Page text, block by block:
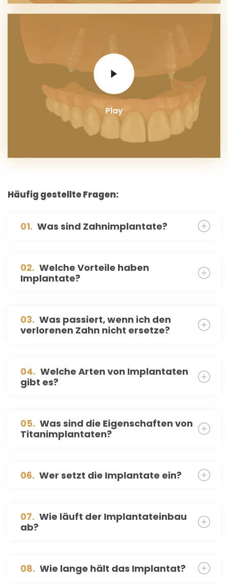
Play
Häufig gestellte Fragen:
01. Was sind Zahnimplantate?
02. Welche Vorteile haben
Implantate?
03. Was passiert, wenn ich den
verlorenen Zahn nicht ersetze?
04. Welche Arten von Implantaten
gibt es?
05. Was sind die Eigenschaften von
Titanimplantaten?
06. Wer setzt die Implantate ein?
07. Wie läuft der Implantateinbau
ab?
08. Wie lange hält das Implantat?